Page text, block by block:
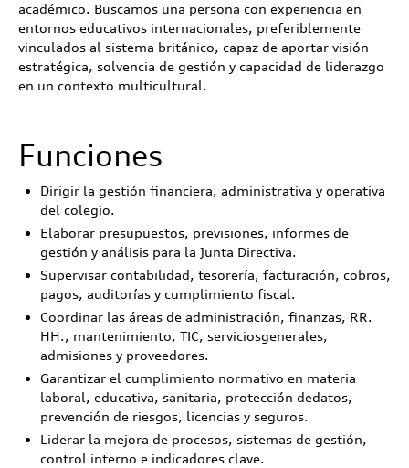
académico. Buscamos una persona con experiencia en
entornos educativos internacionales, preferiblemente
vinculados al sistema británico, capaz de aportar visión
estratégica, solvencia de gestión y capacidad de liderazgo
en un contexto multicultural.
Funciones
Dirigir la gestión financiera, administrativa y operativa
del colegio.
Elaborar presupuestos, previsiones, informes de
gestión y análisis para la Junta Directiva.
Supervisar contabilidad, tesorería, facturación, cobros,
pagos, auditorías y cumplimiento fiscal.
Coordinar las áreas de administración, finanzas, RR.
HH., mantenimiento, TIC, serviciosgenerales,
admisiones y proveedores.
Garantizar el cumplimiento normativo en materia
laboral, educativa, sanitaria, protección dedatos,
prevención de riesgos, licencias y seguros.
Liderar la mejora de procesos, sistemas de gestión,
control interno e indicadores clave.